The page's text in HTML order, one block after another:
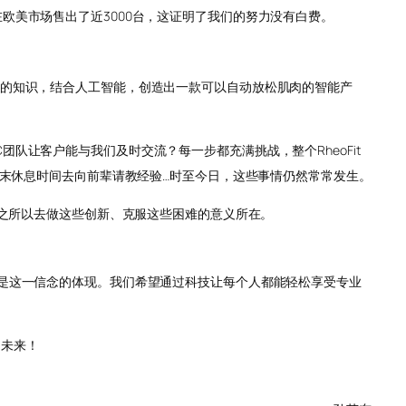
市场售出了近3000台，这证明了我们的努力没有白费。
知识，结合人工智能，创造出一款可以自动放松肌肉的智能产
队让客户能与我们及时交流？每一步都充满挑战，整个RheoFit
息时间去向前辈请教经验…时至今日，这些事情仍然常常发生。
以去做这些创新、克服这些困难的意义所在。
一信念的体现。我们希望通过科技让每个人都能轻松享受专业
来！